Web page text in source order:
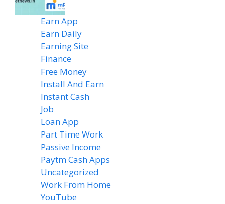
Earn App
Earn Daily
Earning Site
Finance
Free Money
Install And Earn
Instant Cash
Job
Loan App
Part Time Work
Passive Income
Paytm Cash Apps
Uncategorized
Work From Home
YouTube